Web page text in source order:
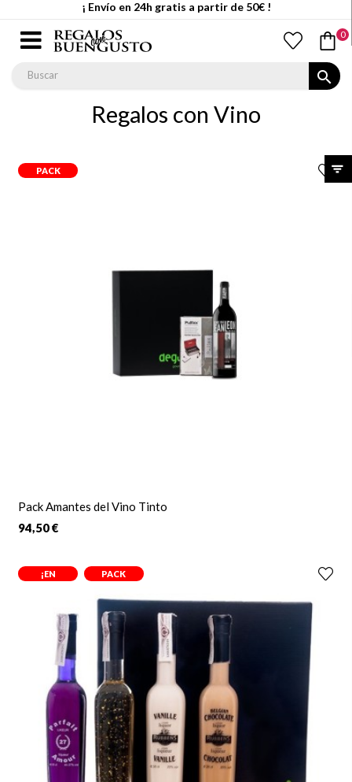
¡ Envío en 24h gratis a partir de 50€ !
0
search
Regalos con Vino
PACK
Pack Amantes del Vino Tinto
94,50 €
¡EN
OFERTA!
PACK